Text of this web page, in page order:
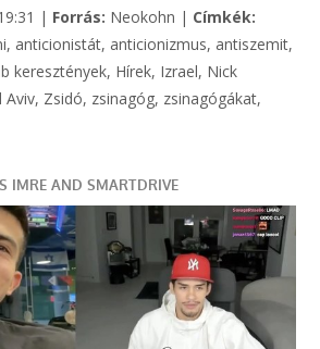
| Forrás: Kategória
Neokohn | Címkék:
, anticionistát, anticionizmus, antiszemit,
keresztények, Hírek, Izrael, Nick
Aviv, Zsidó, zsinagóg, zsinagógákat,